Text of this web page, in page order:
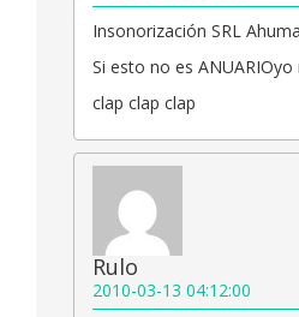
Insonorización SRL
Si esto no es ANUARIOyo
clap clap clap
Rulo
2010-03-13 04:12:00